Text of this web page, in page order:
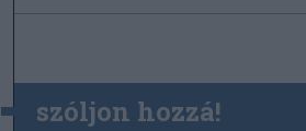
szóljon hozzá!